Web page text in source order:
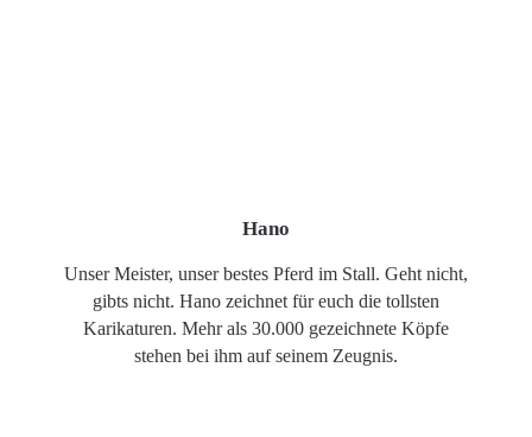
Hano
Unser Meister, unser bestes Pferd im Stall. Geht nicht,
gibts nicht. Hano zeichnet für euch die tollsten
Karikaturen. Mehr als 30.000 gezeichnete Köpfe
stehen bei ihm auf seinem Zeugnis.